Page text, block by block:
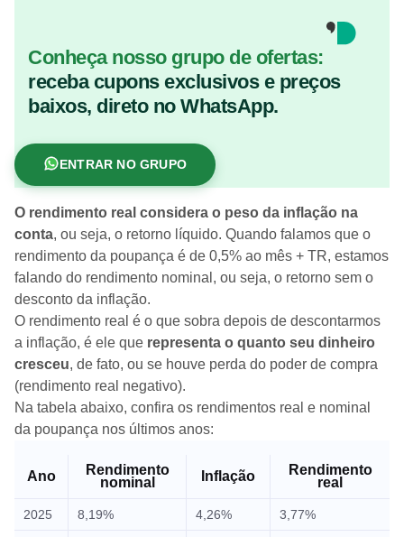
Conheça nosso grupo de ofertas:
receba cupons exclusivos e preços
baixos, direto no WhatsApp.
ENTRAR NO GRUPO
O rendimento real considera o peso da inflação na
conta, ou seja, o retorno líquido. Quando falamos que o
rendimento da poupança é de 0,5% ao mês + TR, estamos
falando do rendimento nominal, ou seja, o retorno sem o
desconto da inflação.
O rendimento real é o que sobra depois de descontarmos
a inflação, é ele que representa o quanto seu dinheiro
cresceu, de fato, ou se houve perda do poder de compra
(rendimento real negativo).
Na tabela abaixo, confira os rendimentos real e nominal
da poupança nos últimos anos:
Ano
Rendimento
nominal
Inflação
Rendimento
real
2025 8,19% 4,26% 3,77%